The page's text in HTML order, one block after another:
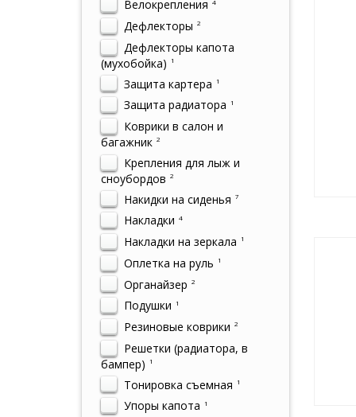
Велокрепления
Дефлекторы 2
Дефлекторы капота
(мухобойка)
1
Защита картера 1
Защита радиатора 1
Коврики в салон и
багажник 2
Крепления для лыж и
сноубордов 2
Накидки на сиденья 7
Накладки 4
Накладки на зеркала 1
Оплетка на руль 1
Органайзер 2
Подушки 1
Резиновые коврики 2
Решетки (радиатора, в
бампер)
1
Тонировка съемная 1
Упоры капота 1